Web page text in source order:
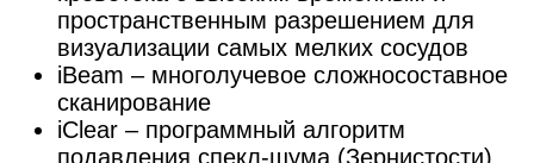
пространственным разрешением для
визуализации самых мелких сосудов
iBeam – многолучевое сложносоставное
сканирование
iClear – программный алгоритм
подавления спекл-шума (Зернистости)